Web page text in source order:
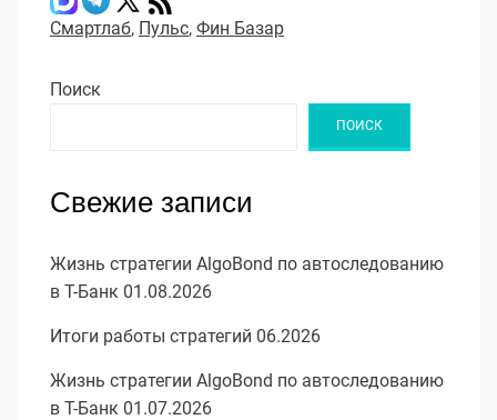
Смартлаб, Пульс, Фин Базар
Поиск
ПОИСК
Свежие записи
Жизнь стратегии AlgoBond по автоследованию
в Т-Банк 01.08.2026
Итоги работы стратегий 06.2026
Жизнь стратегии AlgoBond по автоследованию
в Т-Банк 01.07.2026